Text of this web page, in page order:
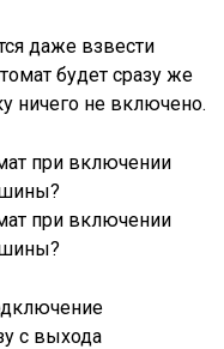
даже взвести
будет сразу же
ничего не включено.
с выхода